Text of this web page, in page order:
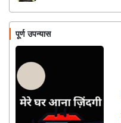
पूर्ण उपन्यास